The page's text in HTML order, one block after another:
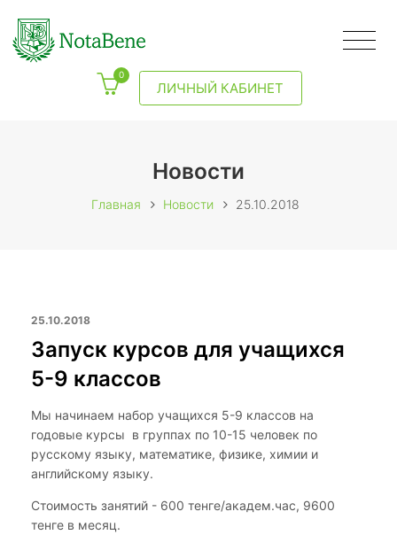
0
ЛИЧНЫЙ КАБИНЕТ
Новости
Главная Новости 25.10.2018
25.10.2018
Запуск курсов для учащихся
5-9 классов
Мы начинаем набор учащихся 5-9 классов на
годовые курсы в группах по 10-15 человек по
русскому языку, математике, физике, химии и
английскому языку.
Стоимость занятий - 600 тенге/академ.час, 9600
тенге в месяц.